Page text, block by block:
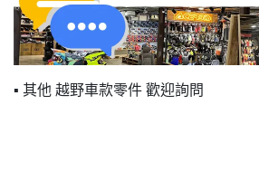
▪ 其他 越野車款零件 歡迎詢問